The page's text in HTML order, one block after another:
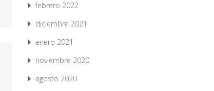
febrero 2022
diciembre 2021
enero 2021
noviembre 2020
agosto 2020